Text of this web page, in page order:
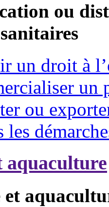
ou
un droit à
un
ou
les
aquaculture
et